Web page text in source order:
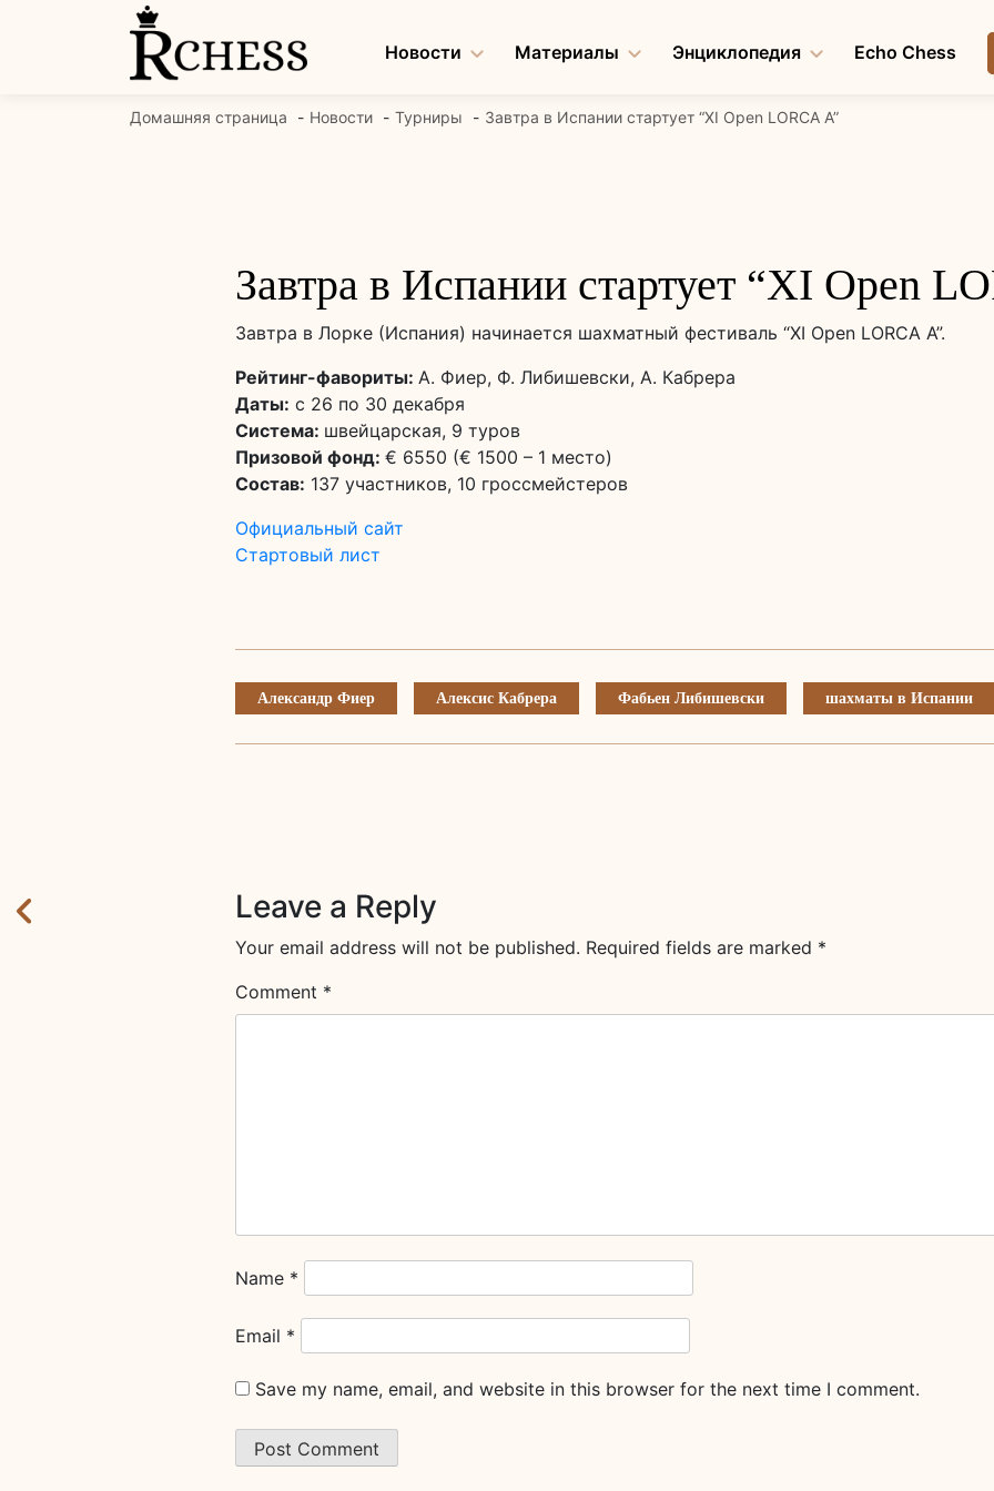
Новости Материалы Энциклопедия Echo Chess
Домашняя страница Новости Турниры Завтра в Испании стартует “XI Open LORCA A”
Завтра в Испании стартует “XI Open
Завтра в Лорке (Испания) начинается шахматный фестиваль “XI Open LORCA A”.
Рейтинг-фавориты: А. Фиер, Ф. Либишевски, А. Кабрера
Даты: с 26 по 30 декабря
Система: швейцарская, 9 туров
Призовой фонд: € 6550 (€ 1500 – 1 место)
Состав: 137 участников, 10 гроссмейстеров
Официальный сайт
Стартовый лист
Александр Фиер Алексис Кабрера Фабьен Либишевски шахматы в Испании
Leave a Reply
Your email address will not be published. Required fields are marked *
Comment *
Name *
Email *
Save my name, email, and website in this browser for the next time I comment.